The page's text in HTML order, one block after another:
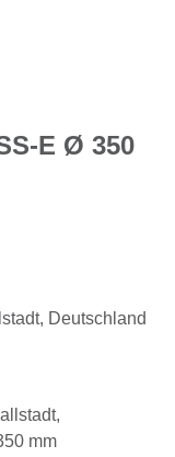
E Ø 350
Deutschland
mm